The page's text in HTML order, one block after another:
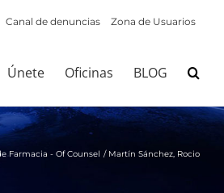
Canal de denuncias Zona de Usuarios
Únete Oficinas BLOG
Farmacia - Of Counsel Martín Sánchez, Rocio